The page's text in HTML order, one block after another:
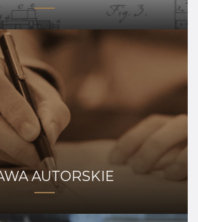
AUTORSKIE